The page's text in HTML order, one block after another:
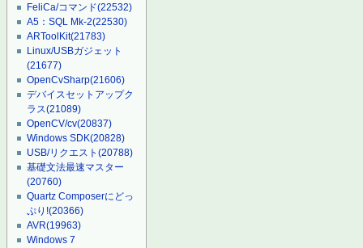
FeliCa/コマンド(22532)
A5：SQL Mk-2(22530)
ARToolKit(21783)
Linux/USBガジェット
(21677)
OpenCvSharp(21606)
デバイスセットアップク
ラス(21089)
OpenCV/cv(20837)
Windows SDK(20828)
USB/リクエスト(20788)
基礎文法最速マスター
(20760)
Quartz Composerにどっ
ぷり!(20366)
AVR(19963)
Windows 7